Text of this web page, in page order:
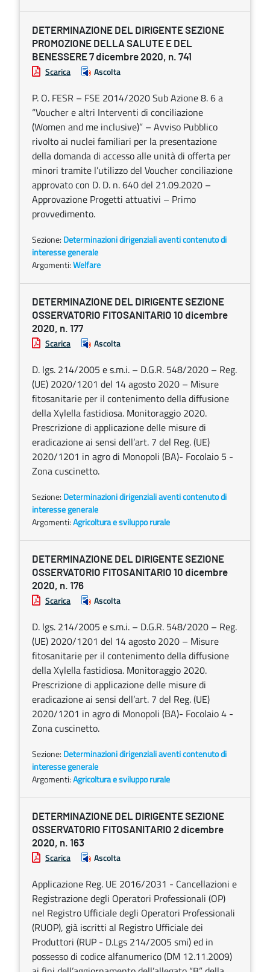
DETERMINAZIONE DEL DIRIGENTE SEZIONE
PROMOZIONE DELLA SALUTE E DEL
BENESSERE 7 dicembre 2020, n. 741
Scarica Ascolta
P. O. FESR – FSE 2014/2020 Sub Azione 8. 6 a
“Voucher e altri Interventi di conciliazione
(Women and me inclusive)” – Avviso Pubblico
rivolto ai nuclei familiari per la presentazione
della domanda di accesso alle unità di offerta per
minori tramite l’utilizzo del Voucher conciliazione
approvato con D. D. n. 640 del 21.09.2020 –
Approvazione Progetti attuativi – Primo
provvedimento.
Sezione: Determinazioni dirigenziali aventi contenuto di
interesse generale
Argomenti:Welfare
DETERMINAZIONE DEL DIRIGENTE SEZIONE
OSSERVATORIO FITOSANITARIO 10 dicembre
2020, n. 177
Scarica Ascolta
D. lgs. 214/2005 e s.m.i. – D.G.R. 548/2020 – Reg.
(UE) 2020/1201 del 14 agosto 2020 – Misure
fitosanitarie per il contenimento della diffusione
della Xylella fastidiosa. Monitoraggio 2020.
Prescrizione di applicazione delle misure di
eradicazione ai sensi dell’art. 7 del Reg. (UE)
2020/1201 in agro di Monopoli (BA)- Focolaio 5 -
Zona cuscinetto.
Sezione: Determinazioni dirigenziali aventi contenuto di
interesse generale
Argomenti:Agricoltura e sviluppo rurale
DETERMINAZIONE DEL DIRIGENTE SEZIONE
OSSERVATORIO FITOSANITARIO 10 dicembre
2020, n. 176
Scarica Ascolta
D. lgs. 214/2005 e s.m.i. – D.G.R. 548/2020 – Reg.
(UE) 2020/1201 del 14 agosto 2020 – Misure
fitosanitarie per il contenimento della diffusione
della Xylella fastidiosa. Monitoraggio 2020.
Prescrizione di applicazione delle misure di
eradicazione ai sensi dell’art. 7 del Reg. (UE)
2020/1201 in agro di Monopoli (BA)- Focolaio 4 -
Zona cuscinetto.
Sezione: Determinazioni dirigenziali aventi contenuto di
interesse generale
Argomenti:Agricoltura e sviluppo rurale
DETERMINAZIONE DEL DIRIGENTE SEZIONE
OSSERVATORIO FITOSANITARIO 2 dicembre
2020, n. 163
Scarica Ascolta
Applicazione Reg. UE 2016/2031 - Cancellazioni e
Registrazione degli Operatori Professionali (OP)
nel Registro Ufficiale degli Operatori Professionali
(RUOP), già iscritti al Registro Ufficiale dei
Produttori (RUP - D.Lgs 214/2005 smi) ed in
possesso di codice alfanumerico (DM 12.11.2009)